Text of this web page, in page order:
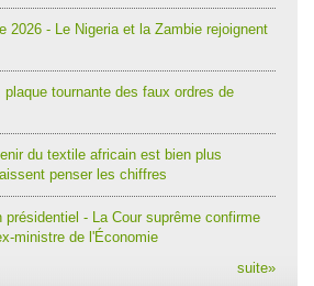
2026 - Le Nigeria et la Zambie rejoignent
plaque tournante des faux ordres de
du textile africain est bien plus
penser les chiffres
présidentiel - La Cour suprême confirme
ministre de l'Économie
suite»